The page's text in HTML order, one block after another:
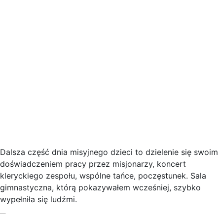
Dalsza część dnia misyjnego dzieci to dzielenie się swoim
doświadczeniem pracy przez misjonarzy, koncert
kleryckiego zespołu, wspólne tańce, poczęstunek. Sala
gimnastyczna, którą pokazywałem wcześniej, szybko
wypełniła się ludźmi.